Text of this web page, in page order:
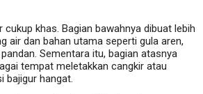
cukup khas. Bagian bawahnya dibuat lebih
air dan bahan utama seperti gula aren,
Sementara itu, bagian atasnya
tempat meletakkan cangkir atau
bajigur hangat.